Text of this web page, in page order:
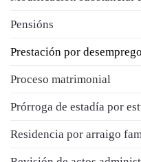
Pensións
Prestación por desemprego
Proceso matrimonial
Prórroga de estadía por
Residencia por arraigo